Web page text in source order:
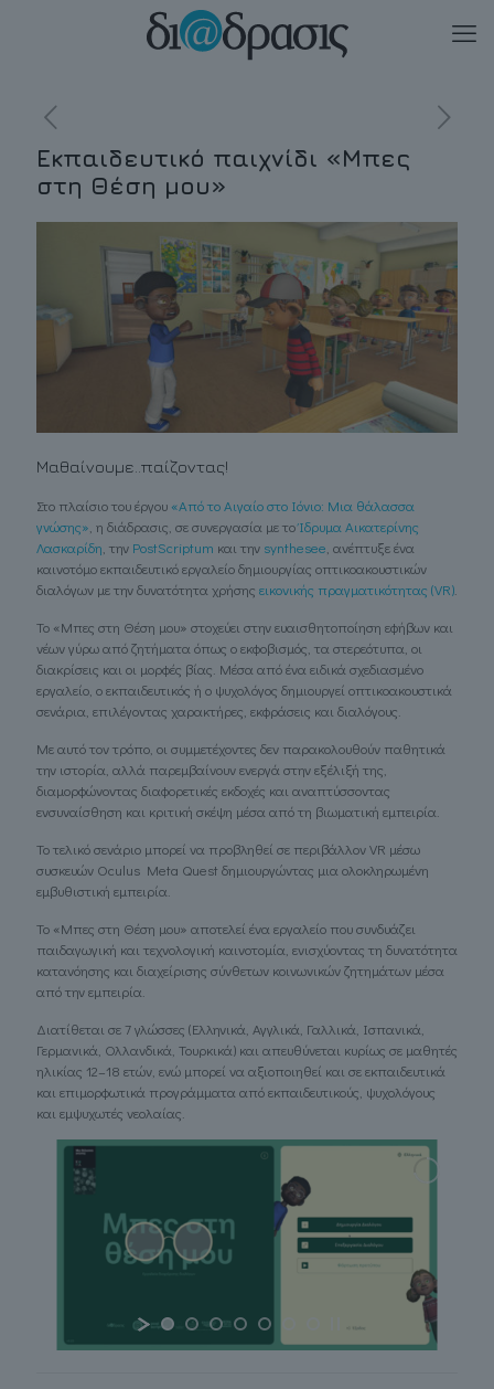
Εκπαιδευτικό παιχνίδι «Μπες
στη Θέση μου»
Μαθαίνουμε..παίζοντας!
Στο πλαίσιο του έργου «Από το Αιγαίο στο Ιόνιο: Μια θάλασσα
γνώσης» , η διάδρασις, σε συνεργασία με τοΊδρυμα Αικατερίνης
Λασκαρίδη , την PostScriptum και την synthesee , ανέπτυξε ένα
καινοτόμο εκπαιδευτικό εργαλείο δημιουργίας οπτικοακουστικών
διαλόγων με την δυνατότητα χρήσης εικονικής πραγματικότητας (VR)
Το «Μπες στη Θέση μου» στοχεύει στην ευαισθητοποίηση εφήβων και
νέων γύρω από ζητήματα όπως ο εκφοβισμός, τα στερεότυπα, οι
διακρίσεις και οι μορφές βίας. Μέσα από ένα ειδικά σχεδιασμένο
εργαλείο, ο εκπαιδευτικός ή ο ψυχολόγος δημιουργεί οπτικοακουστικά
σενάρια, επιλέγοντας χαρακτήρες, εκφράσεις και διαλόγους.
Με αυτό τον τρόπο, οι συμμετέχοντες δεν παρακολουθούν παθητικά
την ιστορία, αλλά παρεμβαίνουν ενεργά στην εξέλιξή της,
διαμορφώνοντας διαφορετικές εκδοχές και αναπτύσσοντας
ενσυναίσθηση και κριτική σκέψη μέσα από τη βιωματική εμπειρία.
Το τελικό σενάριο μπορεί να προβληθεί σε περιβάλλον VR μέσω
συσκευών Oculus Meta Quest δημιουργώντας μια ολοκληρωμένη
εμβυθιστική εμπειρία.
Το «Μπες στη Θέση μου» αποτελεί ένα εργαλείο που συνδυάζει
παιδαγωγική και τεχνολογική καινοτομία, ενισχύοντας τη δυνατότητα
κατανόησης και διαχείρισης σύνθετων κοινωνικών ζητημάτων μέσα
από την εμπειρία.
Διατίθεται σε 7 γλώσσες (Ελληνικά, Αγγλικά, Γαλλικά, Ισπανικά,
Γερμανικά, Ολλανδικά, Τουρκικά) και απευθύνεται κυρίως σε μαθητές
ηλικίας 12–18 ετών, ενώ μπορεί να αξιοποιηθεί και σε εκπαιδευτικά
και επιμορφωτικά προγράμματα από εκπαιδευτικούς, ψυχολόγους
και εμψυχωτές νεολαίας.